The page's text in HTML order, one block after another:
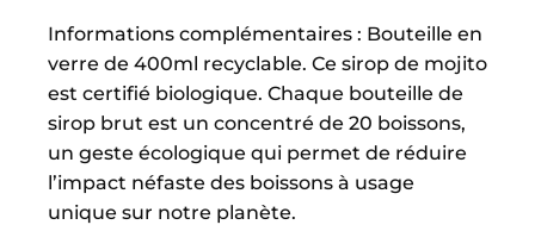
Informations complémentaires : Bouteille en
verre de 400ml recyclable. Ce sirop de mojito
est certifié biologique. Chaque bouteille de
sirop brut est un concentré de 20 boissons,
un geste écologique qui permet de réduire
l’impact néfaste des boissons à usage
unique sur notre planète.